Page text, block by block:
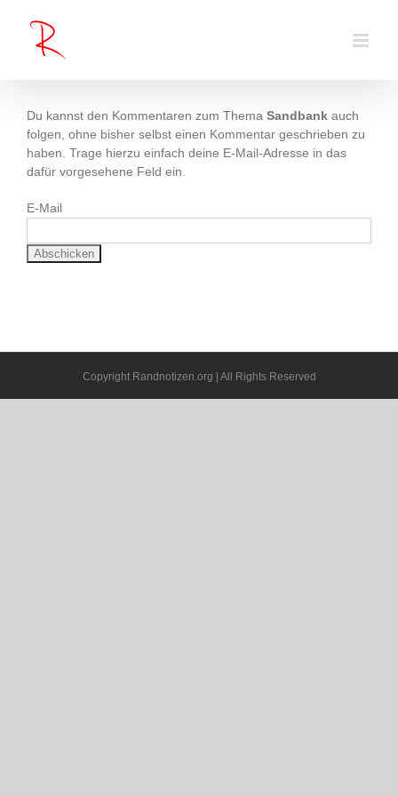
springen
Du kannst den Kommentaren zum Thema Sandbank auch
folgen, ohne bisher selbst einen Kommentar geschrieben zu
haben. Trage hierzu einfach deine E-Mail-Adresse in das
dafür vorgesehene Feld ein.
E-Mail
Copyright Randnotizen.org | All Rights Reserved